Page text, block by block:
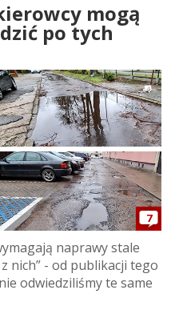
mogą
po tych
7
naprawy stale
nich” - od publikacji tego
odwiedziliśmy te same